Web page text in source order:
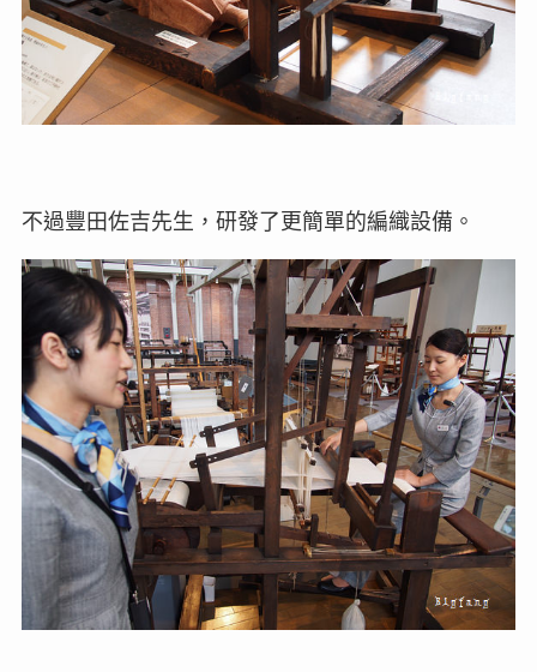
不過豐田佐吉先生，研發了更簡單的編織設備。